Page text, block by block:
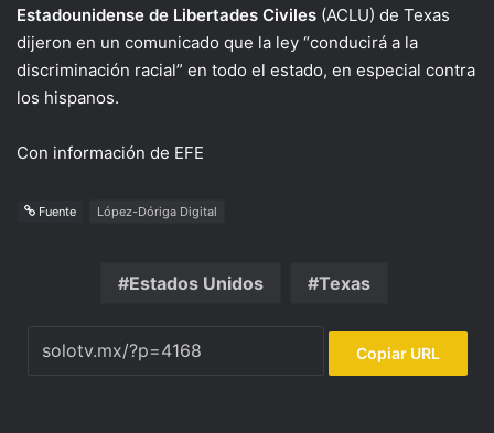
Estadounidense de Libertades Civiles (ACLU) de Texas
dijeron en un comunicado que la ley “conducirá a la
discriminación racial” en todo el estado, en especial contra
los hispanos.
Con información de EFE
Fuente López-Dóriga Digital
Estados Unidos Texas
Copiar URL